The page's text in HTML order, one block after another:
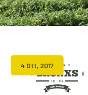
4 Ott, 2017